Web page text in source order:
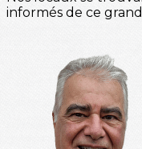
informés de ce